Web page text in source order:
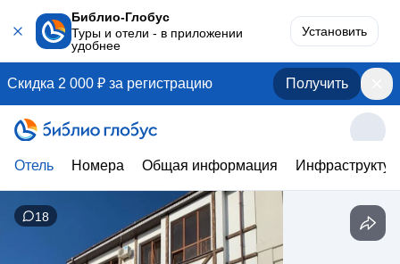
Библио-Глобус
Туры и отели - в приложении
удобнее
Установить
Скидка 2 000 ₽ за регистрацию Получить
Отель Номера Общая информация
18